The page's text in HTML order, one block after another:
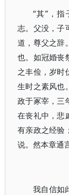
“其”，
志。父没，子
道，尊父之辞
也。如冠婚丧
之丰俭，岁时
生时之素风也
政于冢宰，三
在丧礼中，悲
有亲政之经验
说。然本章通
我自信如